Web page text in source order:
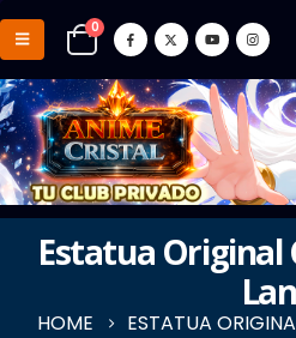
0
Estatua Original
Lan
HOME ESTATUA